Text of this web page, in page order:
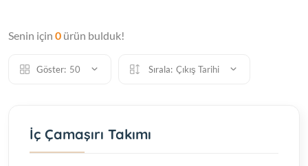
Senin için 0 ürün bulduk!
Göster: 50 Sırala: Çıkış Tarihi
İç Çamaşırı Takımı